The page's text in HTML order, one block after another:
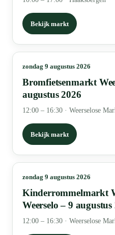
Bekijk markt
zondag 9 augustus 2026
Bromfietsenmarkt
augustus 2026
12:00 – 16:30 · Weerselose
Bekijk markt
zondag 9 augustus 2026
Kinderrommelmarkt
Weerselo – 9 augustus
12:00 – 16:30 · Weerselose